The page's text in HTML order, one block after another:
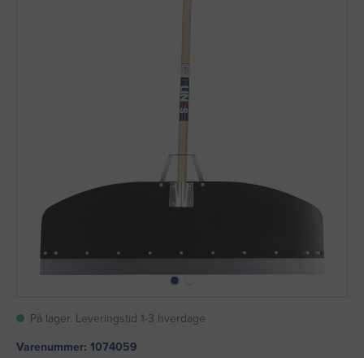
På lager. Leveringstid 1-3 hverdage
Varenummer: 1074059